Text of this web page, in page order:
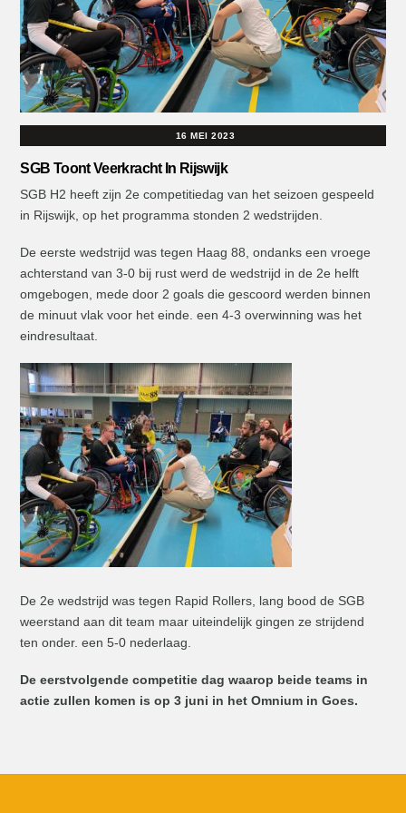
16 MEI 2023
SGB Toont Veerkracht In Rijswijk
SGB H2 heeft zijn 2e competitiedag van het seizoen gespeeld
in Rijswijk, op het programma stonden 2 wedstrijden.
De eerste wedstrijd was tegen Haag 88, ondanks een vroege
achterstand van 3-0 bij rust werd de wedstrijd in de 2e helft
omgebogen, mede door 2 goals die gescoord werden binnen
de minuut vlak voor het einde. een 4-3 overwinning was het
eindresultaat.
De 2e wedstrijd was tegen Rapid Rollers, lang bood de SGB
weerstand aan dit team maar uiteindelijk gingen ze strijdend
ten onder. een 5-0 nederlaag.
De eerstvolgende competitie dag waarop beide teams in
actie zullen komen is op 3 juni in het Omnium in Goes.